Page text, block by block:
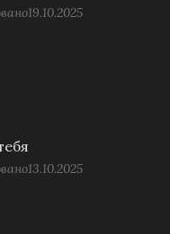
19.10.2025
13.10.2025